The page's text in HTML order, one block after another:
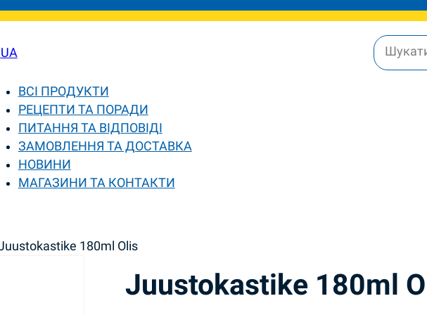
UA
ВСІ ПРОДУКТИ
РЕЦЕПТИ ТА ПОРАДИ
ПИТАННЯ ТА ВІДПОВІДІ
ЗАМОВЛЕННЯ ТА ДОСТАВКА
НОВИНИ
МАГАЗИНИ ТА КОНТАКТИ
180ml Olis
Juustokastike 180ml